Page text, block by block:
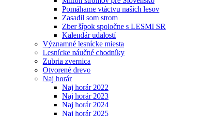
Pomáhame vtáctvu našich lesov
Zasadil som strom
Zber šípok spoločne s LESMI SR
Kalendár udalostí
Významné lesnícke miesta
Lesnícke náučné chodníky
Zubria zvernica
Otvorené drevo
Naj horár
Naj horár 2022
Naj horár 2023
Naj horár 2024
Naj horár 2025